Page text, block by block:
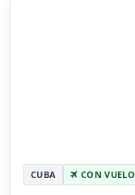
CUBA CON VUELO